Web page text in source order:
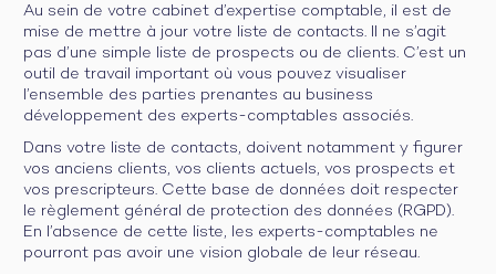
Au sein de votre cabinet d’expertise comptable, il est de
mise de mettre à jour votre liste de contacts. Il ne s’agit
pas d’une simple liste de prospects ou de clients. C’est un
outil de travail important où vous pouvez visualiser
l’ensemble des parties prenantes au business
développement des experts-comptables associés.
Dans votre liste de contacts, doivent notamment y figurer
vos anciens clients, vos clients actuels, vos prospects et
vos prescripteurs. Cette base de données doit respecter
le règlement général de protection des données (RGPD).
En l’absence de cette liste, les experts-comptables ne
pourront pas avoir une vision globale de leur réseau.